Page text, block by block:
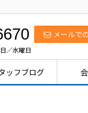
メールで
／水曜日
ッフブログ